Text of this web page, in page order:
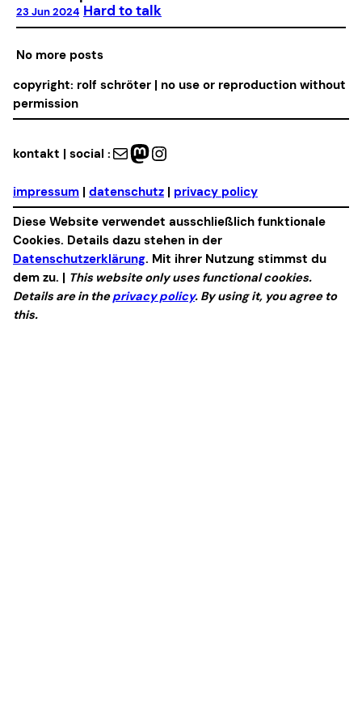
23 Jun 2024 Hard to talk
No more posts
copyright: rolf schröter | no use or reproduction without
permission
kontakt | social : Mail Mastodon Instagram
impressum | datenschutz | privacy policy
Diese Website verwendet ausschließlich funktionale
Cookies. Details dazu stehen in der
Datenschutzerklärung. Mit ihrer Nutzung stimmst du
dem zu. | This website only uses functional cookies.
Details are in theprivacy policy. By using it, you agree to
this.